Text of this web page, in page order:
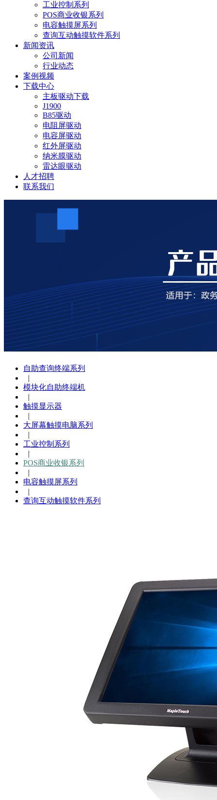
工业控制系列
POS商业收银系列
电容触摸屏系列
查询互动触摸软件系列
新闻资讯
公司新闻
行业动态
案例视频
下载中心
主板驱动下载
J1900
B85驱动
电阻屏驱动
电容屏驱动
红外屏驱动
纳米膜驱动
雷达眼驱动
人才招聘
联系我们
自助查询终端系列
|
模块化自助终端机
|
触摸显示器
|
大屏幕触摸电脑系列
|
工业控制系列
|
POS商业收银系列
|
电容触摸屏系列
|
查询互动触摸软件系列